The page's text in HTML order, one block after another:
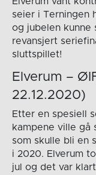
seier i Terningen
og jubelen kunne
revansjert
sluttspillet!
Elverum –
22.12.2020)
Etter en spesiell
kampene ville gå
som skulle bli en
i 2020. Elverum
jul og det var